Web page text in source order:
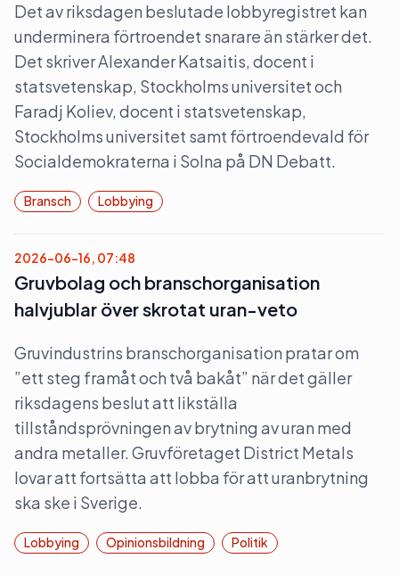
Det av riksdagen beslutade lobbyregistret kan
underminera förtroendet snarare än stärker det.
Det skriver Alexander Katsaitis, docent i
statsvetenskap, Stockholms universitet och
Faradj Koliev, docent i statsvetenskap,
Stockholms universitet samt förtroendevald för
Socialdemokraterna i Solna på DN Debatt.
Bransch Lobbying
2026-06-16, 07:48
Gruvbolag och branschorganisation
halvjublar över skrotat uran-veto
Gruvindustrins branschorganisation pratar om
”ett steg framåt och två bakåt” när det gäller
riksdagens beslut att likställa
tillståndsprövningen av brytning av uran med
andra metaller. Gruvföretaget District Metals
lovar att fortsätta att lobba för att uranbrytning
ska ske i Sverige.
Lobbying Opinionsbildning Politik